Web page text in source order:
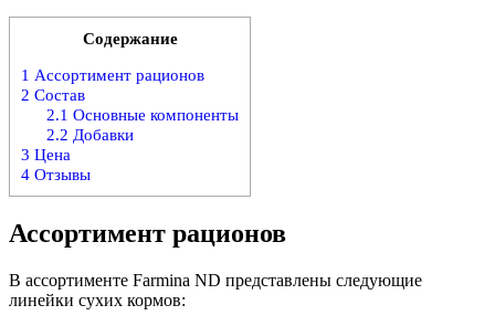
Содержание
1 Ассортимент рационов
2 Состав
2.1 Основные компоненты
2.2 Добавки
3 Цена
4 Отзывы
Ассортимент рационов
В ассортименте Farmina ND представлены следующие
линейки сухих кормов: